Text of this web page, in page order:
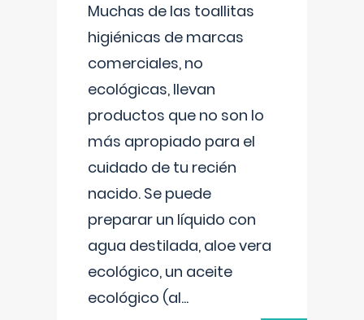
Muchas de las toallitas
higiénicas de marcas
comerciales, no
ecológicas, llevan
productos que no son lo
más apropiado para el
cuidado de tu recién
nacido. Se puede
preparar un líquido con
agua destilada, aloe vera
ecológico, un aceite
ecológico (al...